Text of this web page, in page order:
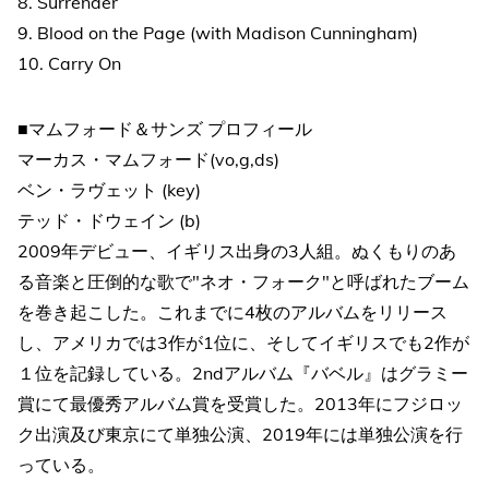
9. Blood on the Page (with Madison Cunningham)
10. Carry On
■マムフォード＆サンズ プロフィール
マーカス・マムフォード(vo,g,ds)
ベン・ラヴェット (key)
テッド・ドウェイン (b)
2009年デビュー、イギリス出身の3人組。ぬくもりのあ
る音楽と圧倒的な歌で"ネオ・フォーク"と呼ばれたブーム
を巻き起こした。これまでに4枚のアルバムをリリース
し、アメリカでは3作が1位に、そしてイギリスでも2作が
１位を記録している。2ndアルバム『バベル』はグラミー
賞にて最優秀アルバム賞を受賞した。2013年にフジロッ
ク出演及び東京にて単独公演、2019年には単独公演を行
っている。